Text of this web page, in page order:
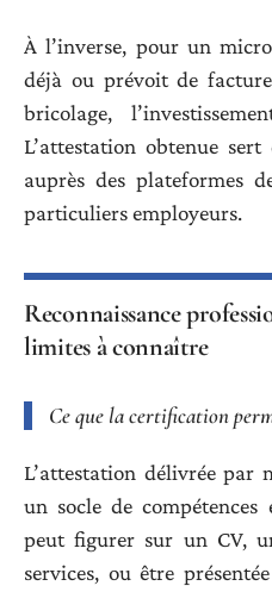
À l’inverse, pour un
déjà ou prévoit de
bricolage,
L’attestation obtenue
auprès des plateformes
particuliers employeurs.
Reconnaissance
limites à connaître
Ce que la certification
L’attestation délivrée par
un socle de
peut figurer sur un CV,
services, ou être